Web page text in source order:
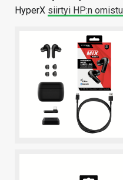
HyperX siirtyi HP:n